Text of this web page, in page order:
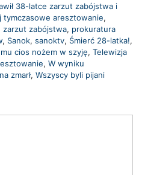
38-latce zarzut zabójstwa i
tymczasowe aresztowanie,
zarzut zabójstwa, prokuratura
, Sanok, sanoktv, Śmierć 28-latka!,
cios nożem w szyję, Telewizja
, W wyniku
zmarł, Wszyscy byli pijani